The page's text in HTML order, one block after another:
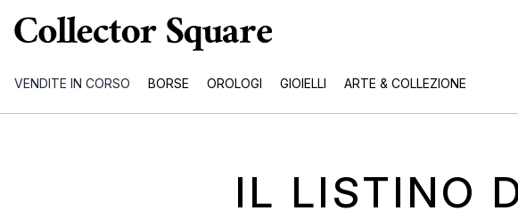
VENDITE IN CORSO BORSE OROLOGI GIOIELLI ARTE & COLLEZIONE
IL LISTINO